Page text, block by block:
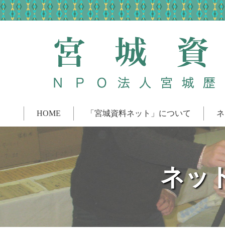
HOME 「宮城資料ネット」について
ネッ